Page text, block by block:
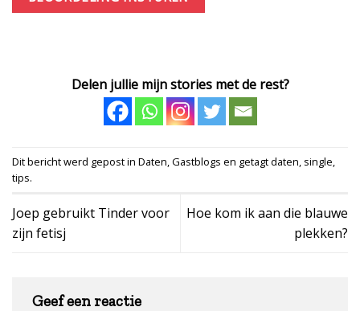
Delen jullie mijn stories met de rest?
Dit bericht werd gepost in Daten,Gastblogs en getagtdaten, single,
tips.
Joep gebruikt Tinder voor
zijn fetisj
Hoe kom ik aan die blauwe
plekken?
Geef een reactie